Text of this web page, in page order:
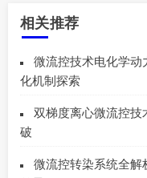
相关推荐
微流控技术电化学动
化机制探索
双梯度离心微流控技
破
微流控转染系统全解